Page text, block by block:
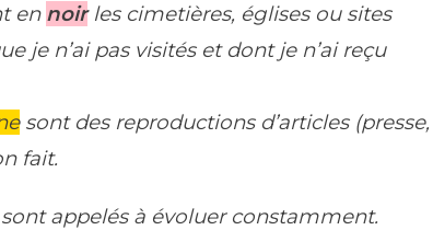
en noirles cimetières, églises ou sites
je n’ai pas visités et dont je n’ai reçu
sont des reproductions d’articles (presse,
fait.
appelés à évoluer constamment.